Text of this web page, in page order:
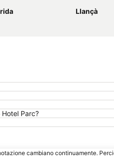
Llançà
Parc?
cambiano continuamente.